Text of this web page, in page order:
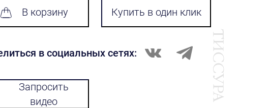
В корзину Купить в один клик
в социальных сетях:
Запросить
видео